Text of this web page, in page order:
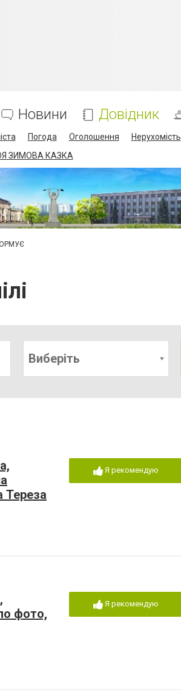
Новини Довідник
Погода Оголошення Нерухомість
ЗИМОВА КАЗКА
Виберіть
Тереза
Я рекомендую
фото,
Я рекомендую